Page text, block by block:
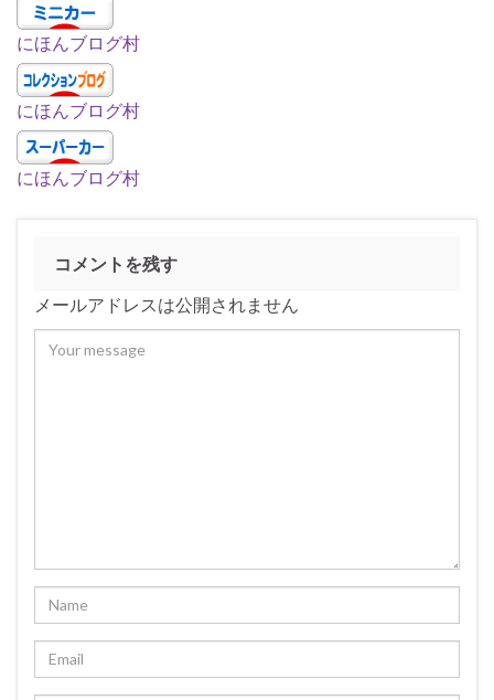
にほんブログ村
にほんブログ村
にほんブログ村
コメントを残す
メールアドレスは公開されません